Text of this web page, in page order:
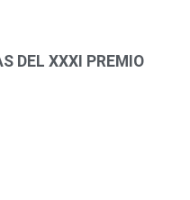
DEL XXXI PREMIO